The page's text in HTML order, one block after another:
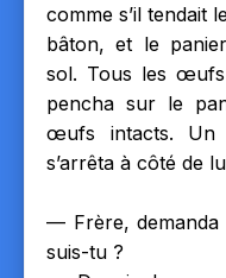
comme s’il tendait
bâton, et le
sol. Tous les
pencha sur le
œufs intacts. Un
s’arrêta à côté de
— Frère, demanda
suis-tu ?